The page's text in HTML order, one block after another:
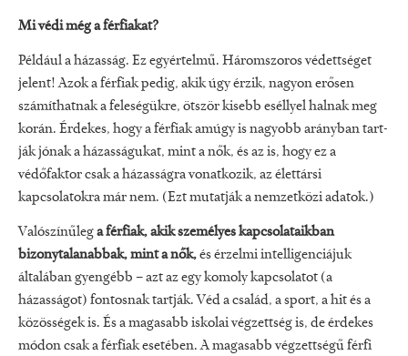
Mi védi még a férfiakat?
Pél­dául a házasság. Ez egyértelmű. Három­szoros védettséget
jelent! Azok a férfi­ak pedig, akik úgy érzik, nagyon erősen
számíthatnak a feleségükre, ötször kisebb eséllyel halnak meg
korán. Érdekes, hogy a férfiak amúgy is nagyobb arányban tart­
ják jónak a házasságukat, mint a nők, és az is, hogy ez a
védőfaktor csak a házas­ságra vonatkozik, az élettársi
kapcsolatok­ra már nem. (Ezt mutatják a nemzetközi adatok.)
Valószínűlega férfiak, akik sze­mélyes kapcsolataikban
bizonytalanab­bak, mint a nők,és érzelmi intelligenciá­juk
általában gyengébb – azt az egy ko­moly kapcsolatot (a
házasságot) fontos­nak tartják. Véd a család, a sport, a hit és a
közösségek is. És a magasabb iskolai végzettség is, de érdekes
módon csak a férfiak eseté­ben. A magasabb végzettségű férfi